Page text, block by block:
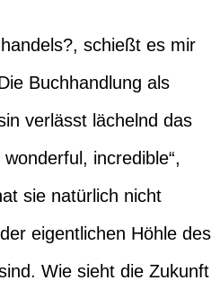
schießt es mir
Buchhandlung als
verlässt lächelnd das
incredible“,
sie natürlich nicht
eigentlichen Höhle des
Wie sieht die Zukunft